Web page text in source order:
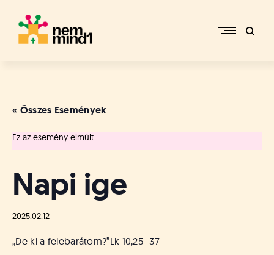
content
p
r
i
R
f
o
r
« Összes Események
Ez az esemény elmúlt.
Napi ige
2025.02.12
„De ki a felebarátom?”Lk 10,25–37